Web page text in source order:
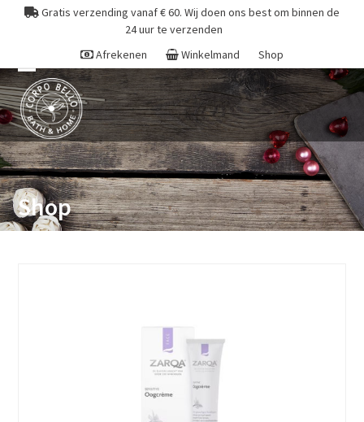
Gratis verzending vanaf € 60. Wij doen ons best om binnen de
24 uur te verzenden
Afrekenen
Winkelmand Shop
Open
mobile
menu
Close
mobile
menu
Shop